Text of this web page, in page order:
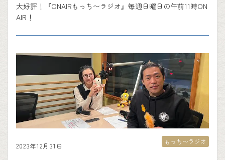
大好評！『ONAIRもっち〜ラジオ』毎週日曜日の午前11時ON
AIR！
2023年12月31日
もっち〜ラジオ